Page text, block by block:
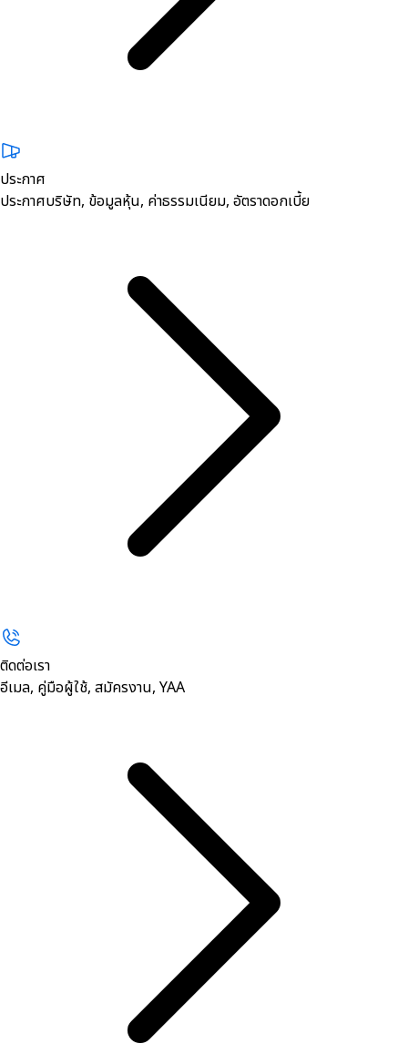
ประกาศ
ประกาศบริษัท, ข้อมูลหุ้น, ค่าธรรมเนียม, อัตราดอกเบี้ย
ติดต่อเรา
อีเมล, คู่มือผู้ใช้, สมัครงาน, YAA